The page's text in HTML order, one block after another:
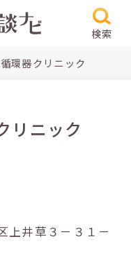
検索
環器クリニック
リニック